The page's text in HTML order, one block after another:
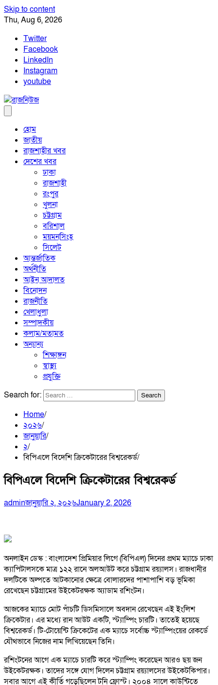
Skip to content
Thu, Aug 6, 2026
Twitter
Facebook
LinkedIn
Instagram
youtube
হোম
জাতীয়
রাজশাহীর খবর
দেশের খবর
ঢাকা
রাজশাহী
রংপুর
খুলনা
চট্টগ্রাম
বরিশাল
ময়মনসিংহ
সিলেট
আন্তর্জাতিক
অর্থনীতি
আইন আদালত
বিনোদন
রাজনীতি
খেলাধুলা
সম্পাদকীয়
কলাম/মতামত
অন্যান্য
শিক্ষাঙ্গন
স্বাস্থ্য
প্রযুক্তি
Search for:
Home
২০২৬
জানুয়ারি
২
বিপিএলে বিদেশি ক্রিকেটারের বিশ্বরেকর্ড
বিপিএলে বিদেশি ক্রিকেটারের বিশ্বরেকর্ড
adminজানুয়ারি ২, ২০২৬January 2, 2026
অনলাইন ডেস্ক : বাংলাদেশ প্রিমিয়ার লিগে (বিপিএল) দিনের প্রথম ম্যাচে ঢাকা
ক্যাপিটালসকে মাত্র ১২২ রানে অলআউট করে চট্টগ্রাম রয়্যালস। রাজধানীর
দলটিকে অল্পতে আটকানোর ক্ষেত্রে বোলারদের পাশাপাশি বড় ভূমিকা
রেখেছেন চট্টগ্রামের উইকেটরক্ষক অ্যাডাম রশিংটন।
আজকের ম্যাচে মোট পাঁচটি ডিসমিসালে অবদান রেখেছেন এই ইংলিশ
ক্রিকেটার। এর মধ্যে রান আউট একটি, স্ট্যাম্পিং চারটি। তাতেই হয়েছে
বিশ্বরেকর্ড। টি-টোয়েন্টি ক্রিকেটের এক ম্যাচে সর্বোচ্চ স্ট্যাম্পিংয়ের রেকর্ডে
যৌথভাবে নিজের নাম লিখিয়েছেন তিনি।
রশিংটনের আগে এক ম্যাচে চারটি করে স্ট্যাম্পিং করেছেন আরও ছয় জন
উইকেটরক্ষক। তাদের সঙ্গে যোগ দিলেন চট্টগ্রাম রয়্যালসের উইকেটকিপার।
সবার আগে এই কীর্তি গড়েছিলেন টনি ফ্রোস্ট। ২০০৪ সালে কাউন্টিতে